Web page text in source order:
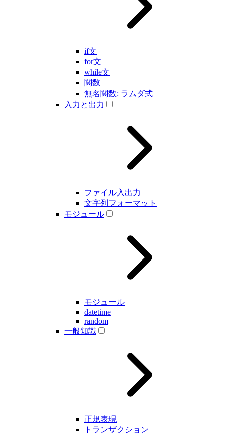
if文
for文
while文
関数
無名関数: ラムダ式
入力と出力
ファイル入出力
文字列フォーマット
モジュール
モジュール
datetime
random
一般知識
正規表現
トランザクション